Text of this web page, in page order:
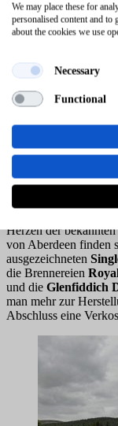
ihrem geliebten
Ein Besuch ist zu
der Website des
und erhält Zutritt zu
Zutritt zu weiteren
Öffentlichkeit
Führungen sind
Malt Whisky
Herzen der
von Aberdeen finden
ausgezeichneten
die Brennereien
und die Glenfiddich
man mehr zur
Abschluss eine
We may place these for
personalised content and
about the cookies we use
Necessary
Functional